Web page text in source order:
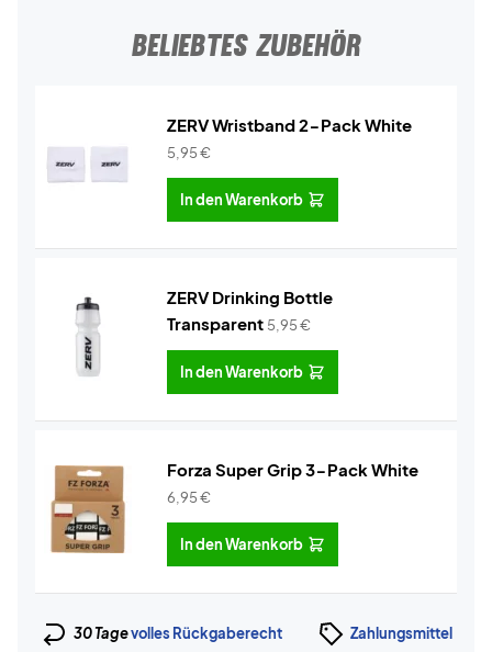
BELIEBTES ZUBEHÖR
ZERV Wristband 2-Pack White
5,95€
In den Warenkorb
ZERV Drinking Bottle
Transparent 5,95€
In den Warenkorb
Forza Super Grip 3-Pack White
6,95€
In den Warenkorb
30 Tagevolles Rückgaberecht Zahlungsmittel